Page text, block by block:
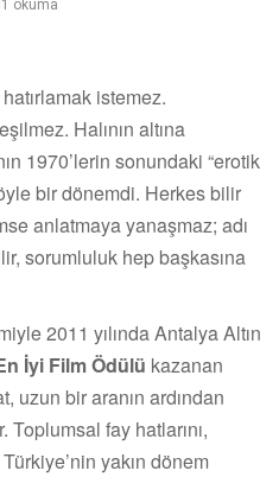
okuma
istemez.
Halının altına
1970’lerin sonundaki “erotik
bir dönemdi. Herkes bilir
anlatmaya yanaşmaz; adı
sorumluluk hep başkasına
2011 yılında Antalya Altın
İyi Film Ödülü kazanan
uzun bir aranın ardından
fay hatlarını,
yakın dönem